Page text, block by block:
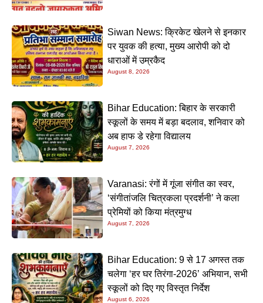
Siwan News: क्रिकेट खेलने से इनकार
पर युवक की हत्या, मुख्य आरोपी को दो
धाराओं में उम्रकैद
August 8, 2026
Bihar Education: बिहार के सरकारी
स्कूलों के समय में बड़ा बदलाव, शनिवार को
अब हाफ डे रहेगा विद्यालय
August 7, 2026
Varanasi: रंगों में गूंजा संगीत का स्वर,
‘संगीतांजलि चित्रकला प्रदर्शनी’ ने कला
प्रेमियों को किया मंत्रमुग्ध
August 7, 2026
Bihar Education: 9 से 17 अगस्त तक
चलेगा ‘हर घर तिरंगा-2026’ अभियान, सभी
स्कूलों को दिए गए विस्तृत निर्देश
August 6, 2026